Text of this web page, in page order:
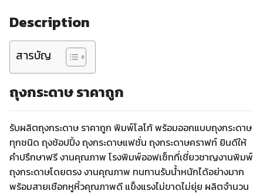
Description
สารบัญ
ถุงกระดาษ ราคาถูก
รับผลิตถุงกระดาษ ราคาถูก พิมพ์โลโก้ พร้อมออกแบบถุงกระดาษ
ทุกชนิด ถุงช้อปปิ้ง ถุงกระดาษแฟชั่น ถุงกระดาษคราฟท์ ยินดีให้
คำปรึกษาฟรี งานคุณภาพ โรงพิมพ์ออฟเซ็ทที่เชี่ยวชาญงานพิมพ์
ถุงกระดาษโดยตรง งานคุณภาพ ทนทานรับน้ำหนักได้อย่างมาก
พร้อมสายเชือกหูหิ้วคุณภาพดี แข็งแรงไม่ขาดไม่ยุ่ย ผลิตจำนวน